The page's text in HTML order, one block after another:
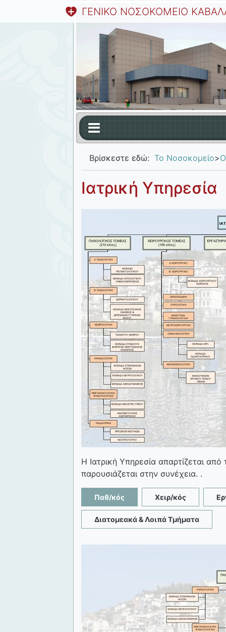
ΓΕΝΙΚΟ ΝΟΣΟΚΟΜΕΙΟ
Βρίσκεστε εδώ: Το Νοσοκομείο>
Ιατρική Υπηρεσία
Η Ιατρική Υπηρεσία απαρτίζεται
παρουσιάζεται στην συνέχεια. .
Παθ/κός Χειρ/κός
Διατομεακά & Λοιπά Τμήματα